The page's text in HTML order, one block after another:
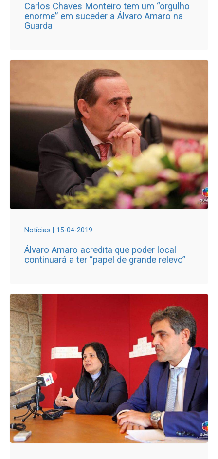
Carlos Chaves Monteiro tem um “orgulho
enorme” em suceder a Álvaro Amaro na
Guarda
Notícias | 15-04-2019
Álvaro Amaro acredita que poder local
continuará a ter “papel de grande relevo”